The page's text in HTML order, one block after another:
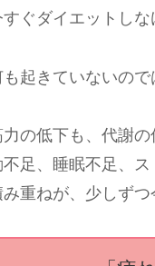
ぐダイエットし
起きていないの
の低下も、代謝
足、睡眠不足、ス
重ねが、少しずつ